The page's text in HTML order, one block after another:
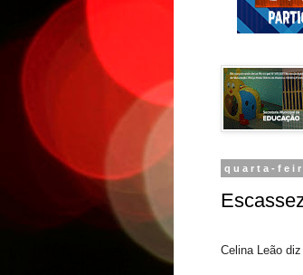
quarta-
Celina Leão